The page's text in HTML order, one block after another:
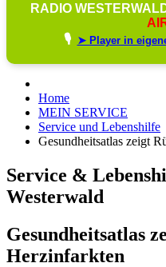
RADIO
🎙️ ➤ Player in
Home
MEIN SERVICE
Service und Lebenshilfe
Gesundheitsatlas zeigt
Service &
Westerwald
Gesundheitsatlas
Herzinfarkten